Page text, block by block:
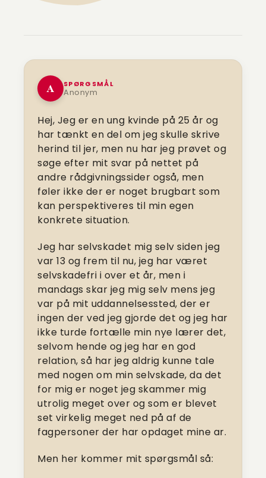
A SPØRGSMÅL
Anonym
Hej, Jeg er en ung kvinde på 25 år og
har tænkt en del om jeg skulle skrive
herind til jer, men nu har jeg prøvet og
søge efter mit svar på nettet på
andre rådgivningssider også, men
føler ikke der er noget brugbart som
kan perspektiveres til min egen
konkrete situation.
Jeg har selvskadet mig selv siden jeg
var 13 og frem til nu, jeg har været
selvskadefri i over et år, men i
mandags skar jeg mig selv mens jeg
var på mit uddannelsessted, der er
ingen der ved jeg gjorde det og jeg har
ikke turde fortælle min nye lærer det,
selvom hende og jeg har en god
relation, så har jeg aldrig kunne tale
med nogen om min selvskade, da det
for mig er noget jeg skammer mig
utrolig meget over og som er blevet
set virkelig meget ned på af de
fagpersoner der har opdaget mine ar.
Men her kommer mit spørgsmål så: